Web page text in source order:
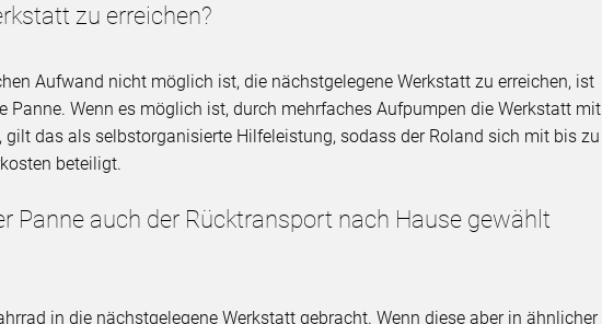
zu erreichen?
Aufwand nicht möglich ist, die nächstgelegene Werkstatt zu erreichen, ist
Panne. Wenn es möglich ist, durch mehrfaches Aufpumpen die Werkstatt mit
gilt das als selbstorganisierte Hilfeleistung, sodass der Roland sich mit bis zu
beteiligt.
Panne auch der Rücktransport nach Hause gewählt
in die nächstgelegene Werkstatt gebracht. Wenn diese aber in ähnlicher